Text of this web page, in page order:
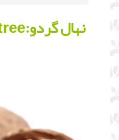
نهالگردو:Walnut-tree